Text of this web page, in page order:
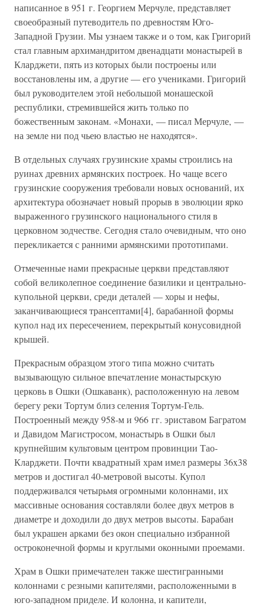
написанное в 951 г. Георгием Мерчуле, представляет
своеобразный путеводитель по древностям Юго-
Западной Грузии. Мы узнаем также и о том, как Григорий
стал главным архимандритом двенадцати монастырей в
Кларджети, пять из которых были построены или
восстановлены им, а другие — его учениками. Григорий
был руководителем этой небольшой монашеской
республики, стремившейся жить только по
божественным законам. «Монахи, — писал Мерчуле, —
на земле ни под чьею властью не находятся».
В отдельных случаях грузинские храмы строились на
руинах древних армянских построек. Но чаще всего
грузинские сооружения требовали новых оснований, их
архитектура обозначает новый прорыв в эволюции ярко
выраженного грузинского национального стиля в
церковном зодчестве. Сегодня стало очевидным, что оно
перекликается с ранними армянскими прототипами.
Отмеченные нами прекрасные церкви представляют
собой великолепное соединение базилики и центрально-
купольной церкви, среди деталей — хоры и нефы,
заканчивающиеся трансептами[4], барабанной формы
купол над их пересечением, перекрытый конусовидной
крышей.
Прекрасным образцом этого типа можно считать
вызывающую сильное впечатление монастырскую
церковь в Ошки (Ошкаванк), расположенную на левом
берегу реки Тортум близ селения Тортум-Гель.
Построенный между 958-м и 966 гг. эриставом Багратом
и Давидом Магистросом, монастырь в Ошки был
крупнейшим культовым центром провинции Тао-
Кларджети. Почти квадратный храм имел размеры 36x38
метров и достигал 40-метровой высоты. Купол
поддерживался четырьмя огромными колоннами, их
массивные основания составляли более двух метров в
диаметре и доходили до двух метров высоты. Барабан
был украшен арками без окон специально избранной
остроконечной формы и круглыми оконными проемами.
Храм в Ошки примечателен также шестигранными
колоннами с резными капителями, расположенными в
юго-западном приделе. И колонна, и капители,